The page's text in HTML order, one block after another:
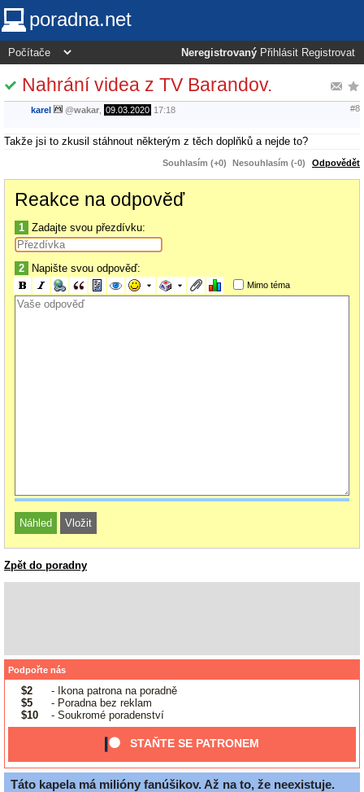
poradna.net
Neregistrovaný Přihlásit Registrovat
Nahrání videa z TV Barandov.
karel @wakar 09.03.2020 17:18 #8
Takže jsi to zkusil stáhnout některým z těch doplňků a nejde to?
Souhlasím (+0) Nesouhlasím (-0) Odpovědět
Reakce na odpověď
1 Zadajte svou přezdívku:
2 Napište svou odpověď:
Mimo téma
Zpět do poradny
Podpořte nás
$2
- Ikona patrona na poradně
$5
- Poradna bez reklam
$10
- Soukromé poradenství
STAŇTE SE PATRONEM
Táto kapela má milióny fanúšikov. Až na to, že neexistuje.